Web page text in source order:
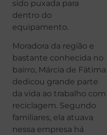
sido puxada para
dentro do
equipamento.
Moradora da região e
bastante conhecida no
bairro, Márcia de Fátima
dedicou grande parte
da vida ao trabalho com
reciclagem. Segundo
familiares, ela atuava
nessa empresa há